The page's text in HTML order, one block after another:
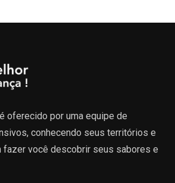
oferecido por uma equipe de
conhecendo seus territórios e
fazer você descobrir seus sabores e